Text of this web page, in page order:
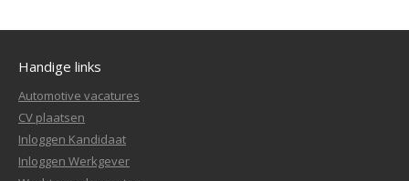
Handige links
Automotive vacatures
CV plaatsen
Inloggen Kandidaat
Inloggen Werkgever